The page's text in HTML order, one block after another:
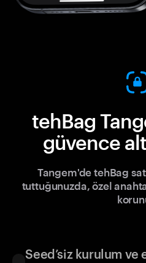
tehBag
güvence
Tangem'de tehBag
tuttuğunuzda, özel
Seed’siz kurulum